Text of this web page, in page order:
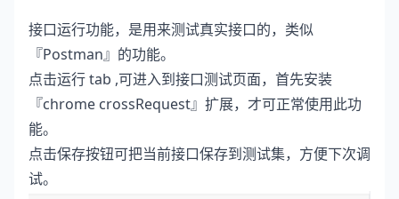
接口运行功能，是用来测试真实接口的，类似
『Postman』的功能。
点击运行 tab ,可进入到接口测试页面，首先安装
『chrome crossRequest』扩展，才可正常使用此功
能。
点击保存按钮可把当前接口保存到测试集，方便下次调
试。